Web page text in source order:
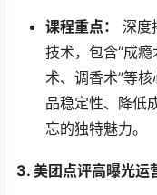
课程重点：​
深
技术，包含“成
术、调香术”等
品稳定性、降低
忘的独特魅力。
3. 美团点评高曝光运